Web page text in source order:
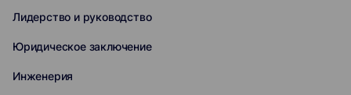
Лидерство и руководство
Юридическое заключение
Инженерия